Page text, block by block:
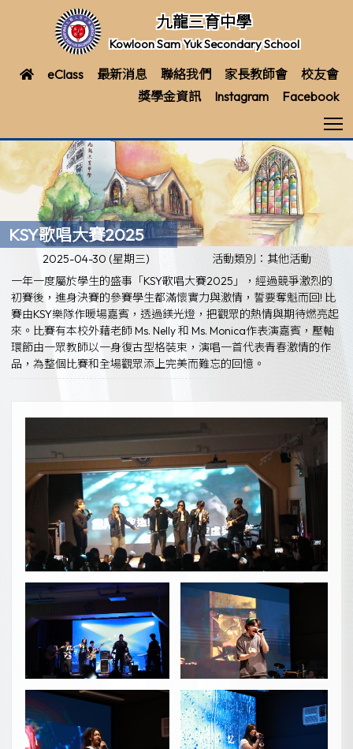
九龍三育中學
Kowloon Sam Yuk Secondary School
eClass 最新消息 聯絡我們 家長教師會
校友會
獎學金資訊
Instagram Facebook
KSY歌唱大賽2025
2025-04-30 (星期三)
活動類別：其他活動
一年一度屬於學生的盛事「KSY歌唱大賽2025」，經過競爭激烈的
初賽後，進身決賽的參賽學生都滿懷實力與激情，誓要奪魁而回! 比
賽由KSY樂隊作暖場嘉賓，透過鎂光燈，把觀眾的熱情與期待燃亮起
來。比賽有本校外藉老師 Ms. Nelly 和 Ms. Monica作表演嘉賓，壓軸
環節由一眾教師以一身復古型格裝束，演唱一首代表青春激情的作
品，為整個比賽和全場觀眾添上完美而難忘的回憶。